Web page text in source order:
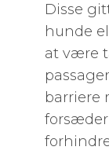
Disse
hunde
at være
barriere